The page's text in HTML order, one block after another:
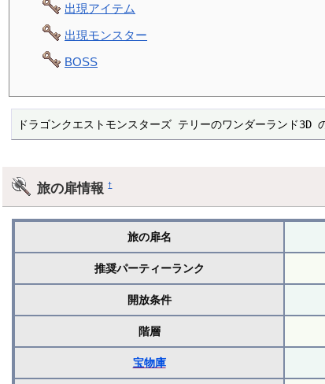
出現アイテム
出現モンスター
BOSS
ドラゴンクエストモンスターズ テリーのワンダーランド3D
旅の扉情報†
旅の扉名
推奨パーティーランク
開放条件
階層
宝物庫